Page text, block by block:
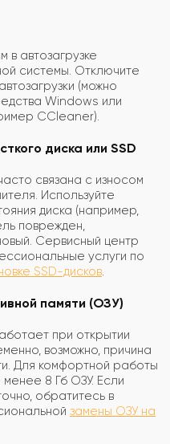
автозагрузке
системы. Отключите
(можно
Windows или
CCleaner).
диска или SSD
связана с износом
Используйте
диска (например,
поврежден,
Сервисный центр
услуги по
SSD-дисков.
памяти (ОЗУ)
при открытии
возможно, причина
Для комфортной работы
8 Гб ОЗУ. Если
обратитесь в
замены ОЗУ на